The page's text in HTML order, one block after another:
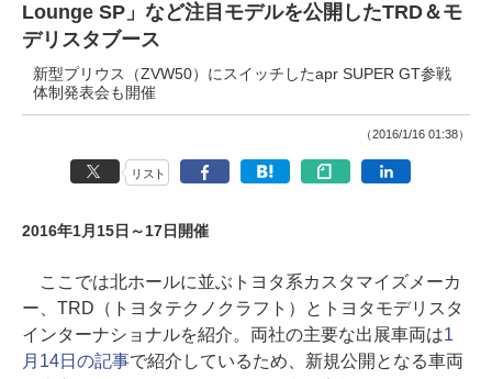
Lounge SP」など注目モデルを公開したTRD＆モ
デリスタブース
新型プリウス（ZVW50）にスイッチしたapr SUPER GT参戦
体制発表会も開催
（2016/1/16 01:38）
リスト
2016年1月15日～17日開催
ここでは北ホールに並ぶトヨタ系カスタマイズメーカ
ー、TRD（トヨタテクノクラフト）とトヨタモデリスタ
インターナショナルを紹介。両社の主要な出展車両は1
月14日の記事で紹介しているため、新規公開となる車両